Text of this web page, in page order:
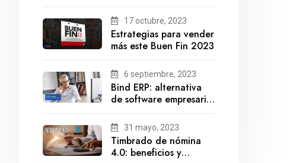
17 octubre, 2023
Estrategias para vender
más este Buen Fin 2023
6 septiembre, 2023
Bind ERP: alternativa
de software empresarial
Gestionix
31 mayo, 2023
Timbrado de nómina
4.0: beneficios y